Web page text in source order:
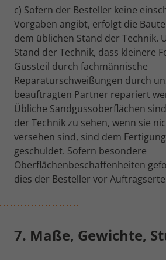
c) Sofern der Besteller keine
Vorgaben angibt, erfolgt die
dem üblichen Stand der Technik.
Stand der Technik, dass kleinere
Gussteil durch fachmännische
Reparaturschweißungen durch
beauftragten Partner repariert
Übliche Sandgussoberflächen
der Technik zu sehen, wenn sie
versehen sind, sind dem
geschuldet. Sofern besondere
Oberflächenbeschaffenheiten
dies der Besteller vor
7. Maße, Gewichte,